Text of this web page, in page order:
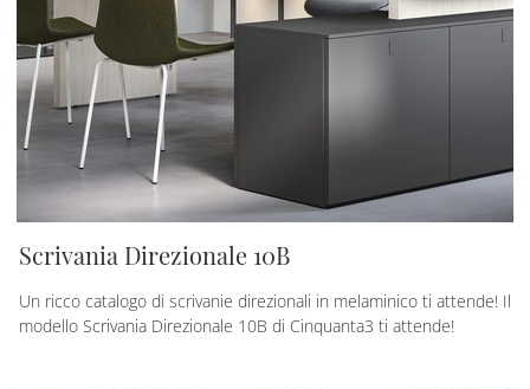
Scrivania Direzionale 10B
Un ricco catalogo di scrivanie direzionali in melaminico ti attende! Il
modello Scrivania Direzionale 10B di Cinquanta3 ti attende!